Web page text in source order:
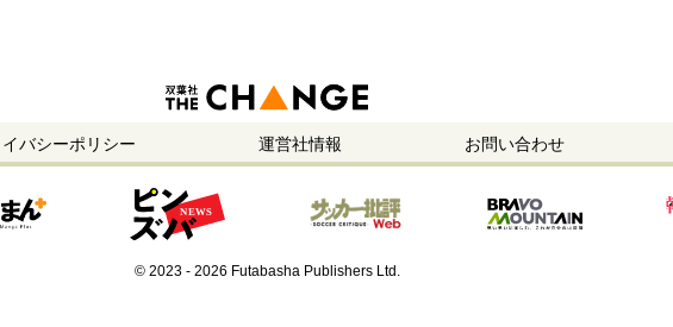
バシーポリシー 運営社情報 お問い合わせ
© 2023 - 2026 Futabasha Publishers Ltd.